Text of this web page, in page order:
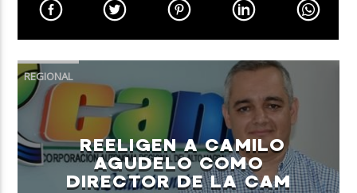
TÍTULO
ARTISTA
REGIONAL
REELIGEN A CAMILO
AGUDELO COMO
DIRECTOR DE LA CAM